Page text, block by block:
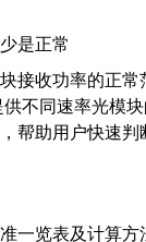
是正常
接收功率的正
供不同速率光模
帮助用户快速判
一览表及计算方